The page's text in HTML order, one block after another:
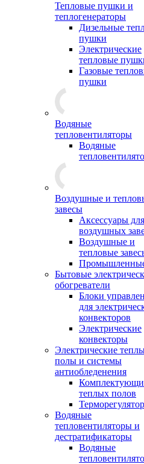
Тепловые пушки и
теплогенераторы
Дизельные
пушки
Электрические
тепловые
Газовые
пушки
Водяные
тепловентиляторы
Водяные
Воздушные и
завесы
Аксессуары для
воздушных
Воздушные и
тепловые
Бытовые
обогреватели
Блоки
для
конвекторов
Электрические
конвекторы
Электрические
полы и системы
антиобледенения
теплых полов
Водяные
тепловентиляторы и
дестратификаторы
Водяные